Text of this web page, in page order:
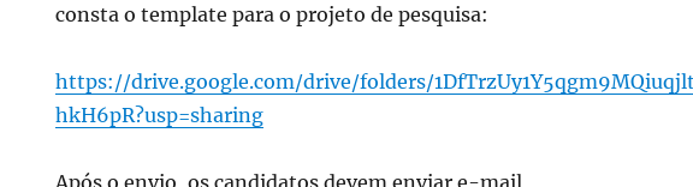
consta o template para o projeto de pesquisa:
https://drive.google.com/drive/folders/
hkH6pR?usp=sharing
Após o envio, os candidatos devem enviar e-mail